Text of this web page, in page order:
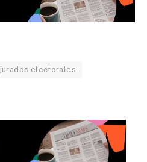
jurados electorales